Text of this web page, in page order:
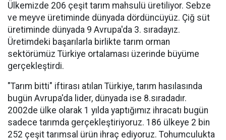
Ülkemizde 206 çeşit tarım mahsulü üretiliyor. Sebze
ve meyve üretiminde dünyada dördüncüyüz. Çiğ süt
üretiminde dünyada 9 Avrupa'da 3. sıradayız.
Üretimdeki başarılarla birlikte tarım orman
sektörümüz Türkiye ortalaması üzerinde büyüme
gerçekleştirdi.
"Tarım bitti" iftirası atılan Türkiye, tarım hasılasında
bugün Avrupa'da lider, dünyada ise 8.sıradadır.
2002de ülke olarak 1 yılda yaptığımız ihracatı bugün
sadece tarımda gerçekleştiriyoruz. 186 ülkeye 2 bin
252 çeşit tarımsal ürün ihraç ediyoruz. Tohumculukta